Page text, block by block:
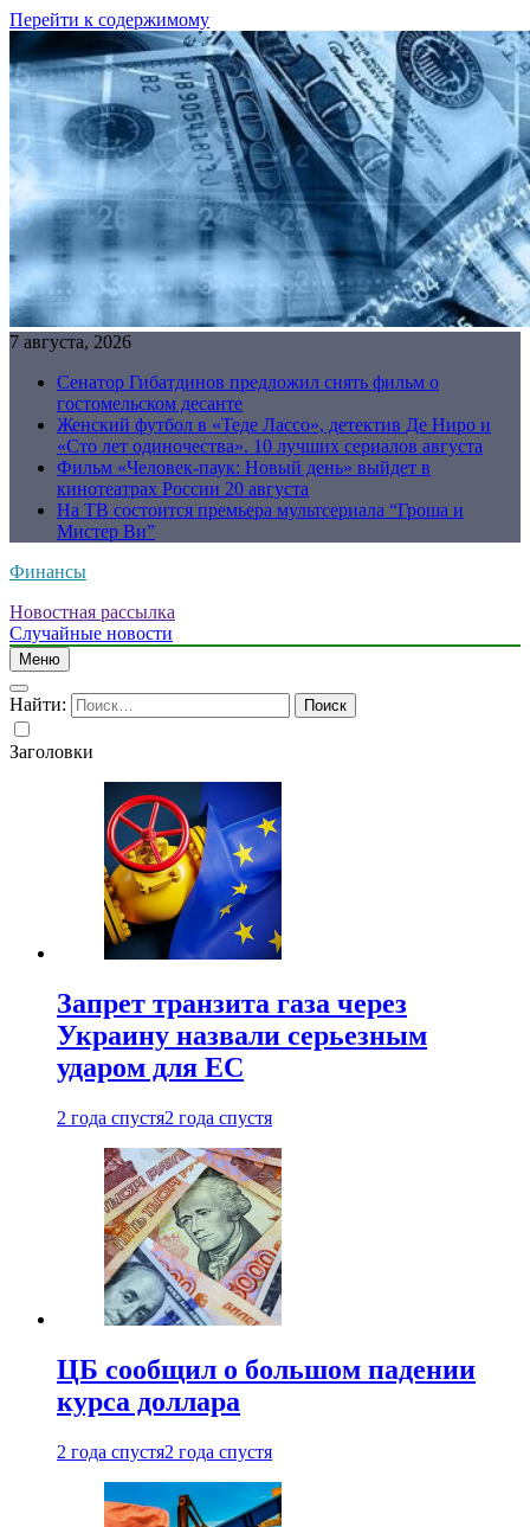
Перейти к содержимому
7 августа, 2026
Сенатор Гибатдинов предложил снять фильм о
гостомельском десанте
Женский футбол в «Теде Лассо», детектив Де Ниро и
«Сто лет одиночества». 10 лучших сериалов августа
Фильм «Человек-паук: Новый день» выйдет в
кинотеатрах России 20 августа
На ТВ состоится премьера мультсериала “Гроша и
Мистер Ви”
Финансы
Новостная рассылка
Случайные новости
Меню
Найти:
Заголовки
Запрет транзита газа через
Украину назвали серьезным
ударом для ЕС
2 года спустя2 года спустя
ЦБ сообщил о большом падении
курса доллара
2 года спустя2 года спустя